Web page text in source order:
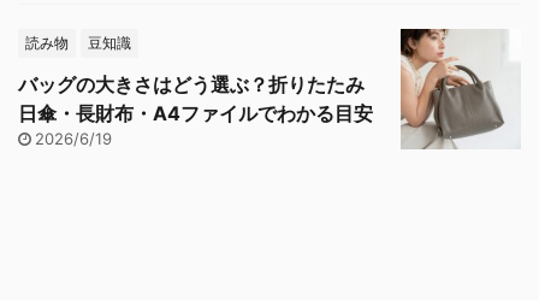
読み物 豆知識
バッグの大きさはどう選ぶ？折りたたみ
日傘・長財布・A4ファイルでわかる目安
2026/6/19